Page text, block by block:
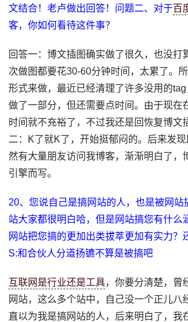
文结合！老卢做出回答！问题二、对于百
客，你如何看待这件事？
回答一：博文插图确实做了很久，也没打
次做图都要花30-60分钟时间，太累了。
形式来做，最近已经清理了许多没用的
做了一部分，但还需要点时间。由于现在
时间就不充裕了，不过我还是回恢复博文
二：K了就K了，开始挺郁闷的。后来发
然有大量朋友访问我博客，渐渐明白了，
引擎而写。
20、您说自己是搞网站的人，也是被网站
站大家都很明白哈，但是网站搞您有什么
网站把您搞的更加出类拔萃更加有实力？
S:和合伙人分道扬镳不算是被搞吧
互联网是行业还是工具，你要分清楚，曾
网站，这么多个站中，自己没一个正儿八
直以为我是搞网站的人，后来明白了，我